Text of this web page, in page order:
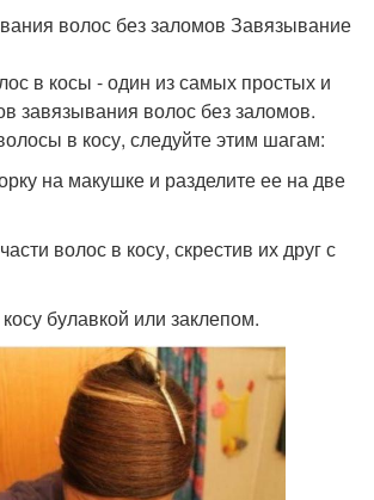
волос без заломов Завязывание
в косы - один из самых простых и
завязывания волос без заломов.
в косу, следуйте этим шагам:
на макушке и разделите ее на две
волос в косу, скрестив их друг с
булавкой или заклепом.